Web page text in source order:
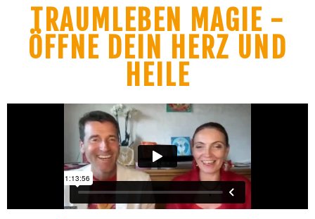
TRAUMLEBEN MAGIE -
ÖFFNE DEIN HERZ UND
HEILE